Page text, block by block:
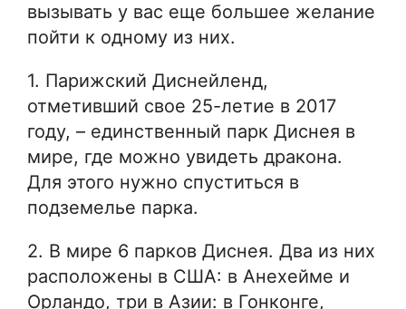
вызывать у вас еще большее желание
пойти к одному из них.
1. Парижский Диснейленд,
отметивший свое 25-летие в 2017
году, – единственный парк Диснея в
мире, где можно увидеть дракона.
Для этого нужно спуститься в
подземелье парка.
2. В мире 6 парков Диснея. Два из них
расположены в США: в Анехейме и
Орландо, три в Азии: в Гонконге,